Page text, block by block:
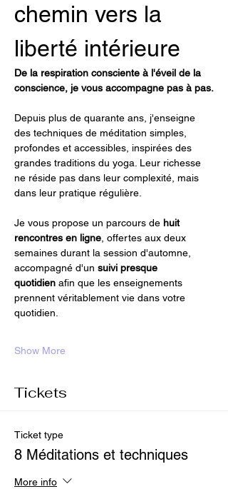
chemin vers la
liberté intérieure
De la respiration consciente à l'éveil de la
conscience, je vous accompagne pas à pas.
Depuis plus de quarante ans, j'enseigne
des techniques de méditation simples,
profondes et accessibles, inspirées des
grandes traditions du yoga. Leur richesse
ne réside pas dans leur complexité, mais
dans leur pratique régulière.
Je vous propose un parcours de huit
rencontres en ligne , offertes aux deux
semaines durant la session d'automne,
accompagné d'un suivi presque
quotidien afin que les enseignements
prennent véritablement vie dans votre
quotidien.
Show More
Tickets
Ticket type
8 Méditations et techniques
More info